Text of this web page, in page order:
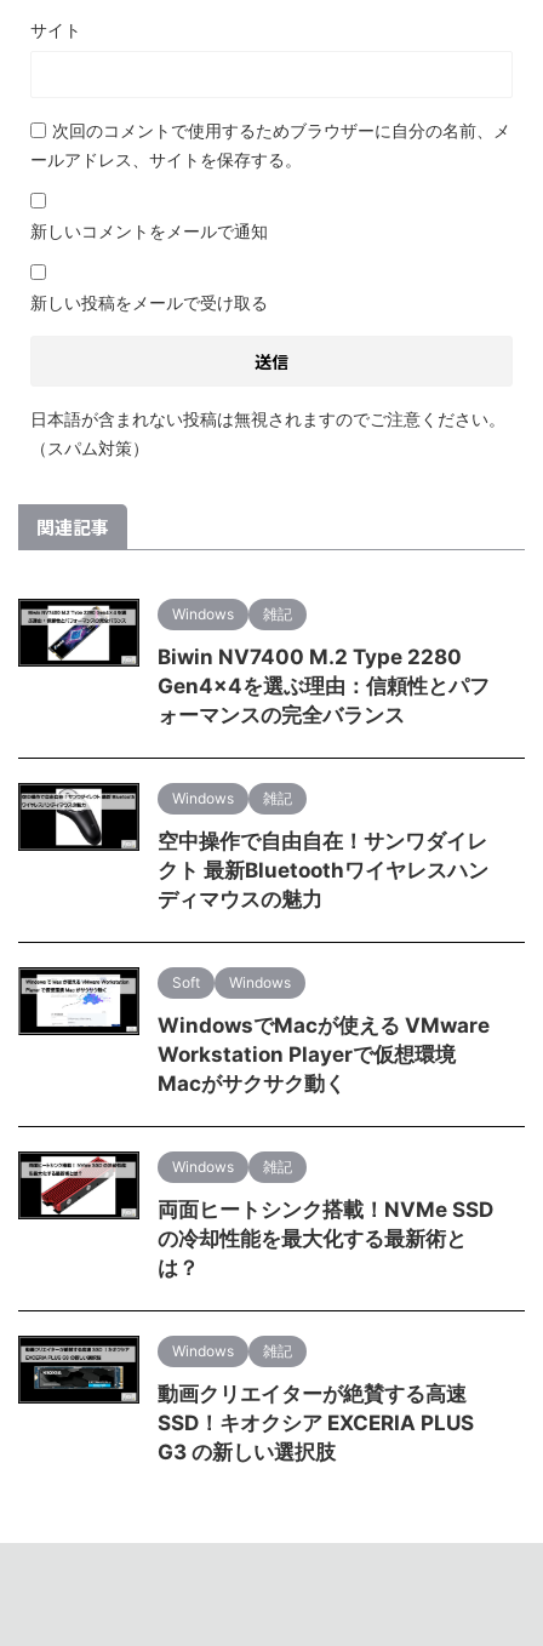
サイト
次回のコメントで使用するためブラウザーに自分の名前、メ
ールアドレス、サイトを保存する。
新しいコメントをメールで通知
新しい投稿をメールで受け取る
日本語が含まれない投稿は無視されますのでご注意ください。
（スパム対策）
関連記事
Windows 雑記
Biwin NV7400 M.2 Type 2280
Gen4×4を選ぶ理由：信頼性とパフ
ォーマンスの完全バランス
Windows 雑記
空中操作で自由自在！サンワダイレ
クト 最新Bluetoothワイヤレスハン
ディマウスの魅力
Soft Windows
WindowsでMacが使える VMware
Workstation Playerで仮想環境
Macがサクサク動く
Windows 雑記
両面ヒートシンク搭載！NVMe SSD
の冷却性能を最大化する最新術と
は？
Windows 雑記
動画クリエイターが絶賛する高速
SSD！キオクシア EXCERIA PLUS
G3 の新しい選択肢